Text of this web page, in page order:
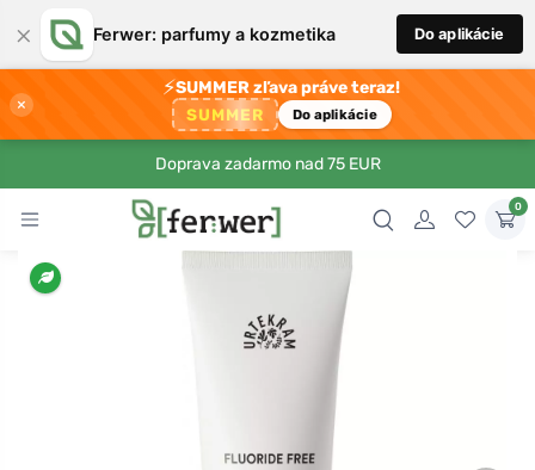
× Ferwer: parfumy a kozmetika Do aplikácie
×
⚡SUMMER zľava práve teraz!
SUMMER Do aplikácie
Doprava zadarmo nad 75 EUR
0